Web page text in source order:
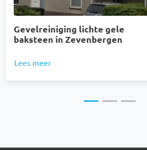
Gevelreiniging lichte gele
baksteen in Zevenbergen
Lees meer